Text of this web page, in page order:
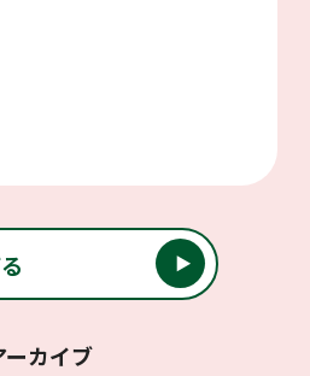
ビゲーション
ーカイブ